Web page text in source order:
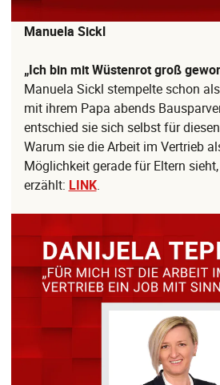
Manuela Sickl
„Ich bin mit Wüstenrot groß
Manuela Sickl stempelte schon
mit ihrem Papa abends
entschied sie sich selbst für
Warum sie die Arbeit im Vertrieb
Möglichkeit gerade für Eltern
erzählt: LINK.